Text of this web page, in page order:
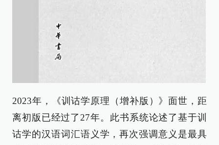
2023年，《训诂学原理（增补版）》面世，距
离初版已经过了27年。此书系统论述了基于训
诂学的汉语词汇语义学，再次强调意义是最具